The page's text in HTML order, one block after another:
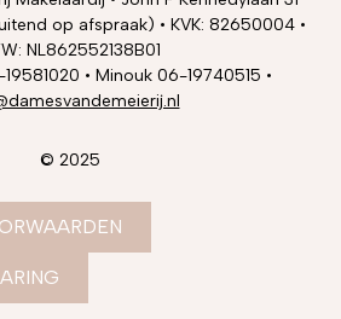
op afspraak) • KVK: 82650004 •
NL862552138B01
• Minouk 06-19740515 •
© 2025